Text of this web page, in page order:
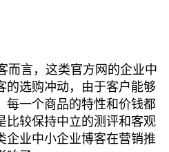
言，这类官方网的企业中
的选购冲动，由于客户能够
每一个商品的特性和价钱都
比较保持中立的测评和客观
企业中小企业博客在营销推